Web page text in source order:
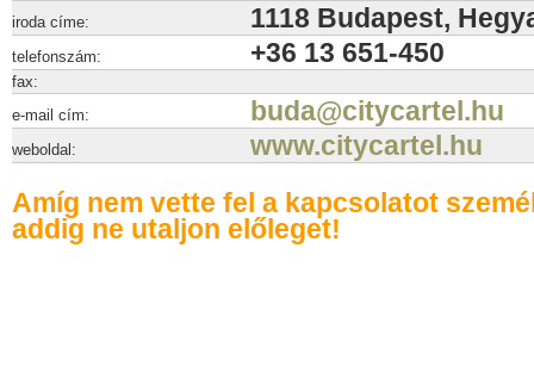
iroda címe: 1118 Budapest,
telefonszám: +36 13 651-450
fax:
e-mail cím:
buda@citycartel.hu
weboldal:
www.citycartel.hu
Amíg nem vette fel a kapcsolatot
addig ne utaljon előleget!